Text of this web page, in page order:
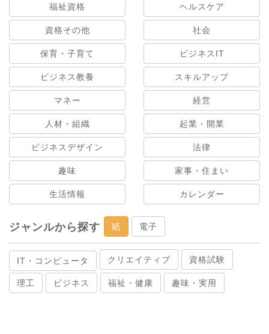
福祉資格 ヘルスケア
資格その他 社会
保育・子育て ビジネスIT
ビジネス教養 スキルアップ
マネー 経営
人材・組織 起業・開業
ビジネスデザイン 法律
趣味 家事・住まい
生活情報 カレンダー
ジャンルから探す 紙 電子
IT・コンピュータ クリエイティブ 資格試験
理工 ビジネス 福祉・健康 趣味・実用